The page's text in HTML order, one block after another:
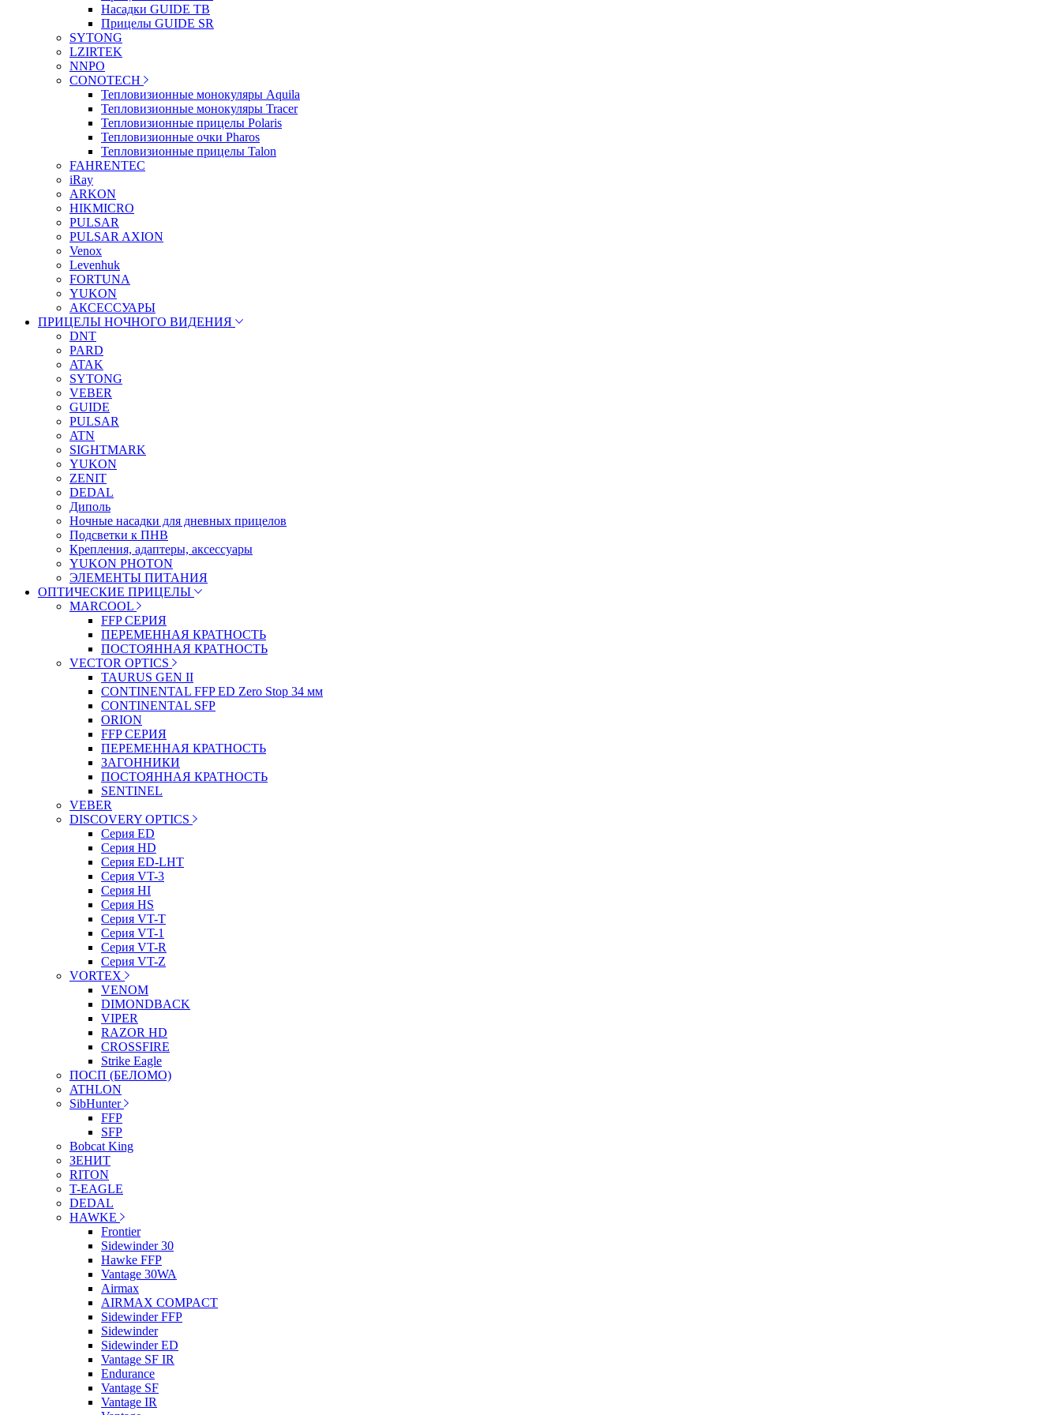
Насадки GUIDE TB
Прицелы GUIDE SR
SYTONG
LZIRTEK
NNPO
CONOTECH
Тепловизионные монокуляры Aquila
Тепловизионные монокуляры Tracer
Тепловизионные прицелы Polaris
Тепловизионные очки Pharos
Тепловизионные прицелы Talon
FAHRENTEC
iRay
ARKON
HIKMICRO
PULSAR
PULSAR AXION
Venox
Levenhuk
FORTUNA
YUKON
АКСЕССУАРЫ
ПРИЦЕЛЫ НОЧНОГО ВИДЕНИЯ
DNT
PARD
ATAK
SYTONG
VEBER
GUIDE
PULSAR
ATN
SIGHTMARK
YUKON
ZENIT
DEDAL
Диполь
Ночные насадки для дневных прицелов
Подсветки к ПНВ
Крепления, адаптеры, аксессуары
YUKON PHOTON
ЭЛЕМЕНТЫ ПИТАНИЯ
ОПТИЧЕСКИЕ ПРИЦЕЛЫ
MARCOOL
FFP СЕРИЯ
ПЕРЕМЕННАЯ КРАТНОСТЬ
ПОСТОЯННАЯ КРАТНОСТЬ
VECTOR OPTICS
TAURUS GEN II
CONTINENTAL FFP ED Zero Stop 34 мм
CONTINENTAL SFP
ORION
FFP СЕРИЯ
ПЕРЕМЕННАЯ КРАТНОСТЬ
ЗАГОННИКИ
ПОСТОЯННАЯ КРАТНОСТЬ
SENTINEL
VEBER
DISCOVERY OPTICS
Серия ED
Серия HD
Серия ED-LHT
Серия VT-3
Серия HI
Серия HS
Серия VT-T
Серия VT-1
Серия VT-R
Серия VT-Z
VORTEX
VENOM
DIMONDBACK
VIPER
RAZOR HD
CROSSFIRE
Strike Eagle
ПОСП (БЕЛОМО)
ATHLON
SibHunter
FFP
SFP
Bobcat King
ЗЕНИТ
RITON
T-EAGLE
DEDAL
HAWKE
Frontier
Sidewinder 30
Hawke FFP
Vantage 30WA
Airmax
AIRMAX COMPACT
Sidewinder FFP
Sidewinder
Sidewinder ED
Vantage SF IR
Endurance
Vantage SF
Vantage IR